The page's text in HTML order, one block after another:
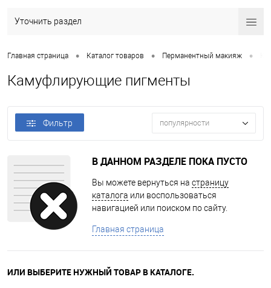
Уточнить раздел
Главная страница • Каталог товаров • Перманентный макияж •
Камуфлирующие пигменты
Фильтр популярности
В ДАННОМ РАЗДЕЛЕ ПОКА ПУСТО
Вы можете вернуться на страницу
каталога или воспользоваться
навигацией или поиском по сайту.
Главная страница
ИЛИ ВЫБЕРИТЕ НУЖНЫЙ ТОВАР В КАТАЛОГЕ.